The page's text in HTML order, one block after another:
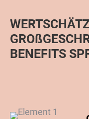
BENEFITS